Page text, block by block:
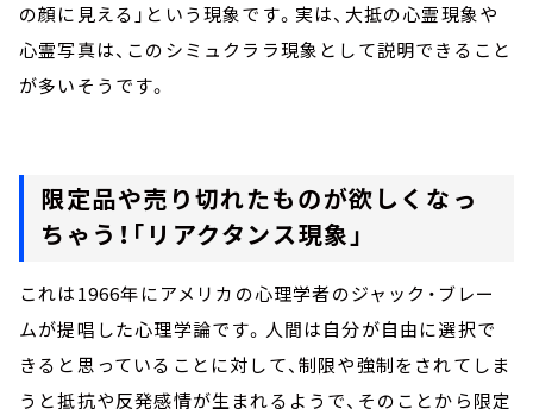
の顔に見える」という現象です。実は、大抵の心霊現象や
心霊写真は、このシミュクララ現象として説明できること
が多いそうです。
限定品や売り切れたものが欲しくなっ
ちゃう！「リアクタンス現象」
これは1966年にアメリカの心理学者のジャック・ブレー
ムが提唱した心理学論です。人間は自分が自由に選択で
きると思っていることに対して、制限や強制をされてしま
うと抵抗や反発感情が生まれるようで、そのことから限定